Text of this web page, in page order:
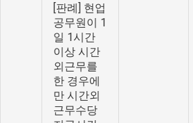
[판례] 현업
공무원이 1
일 1시간
이상 시간
외근무를
한 경우에
만 시간외
근무수당